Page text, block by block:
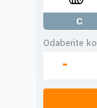
C
Odaberite
-